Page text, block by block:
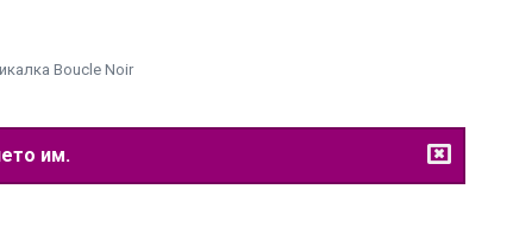
Boucle Noir
им.